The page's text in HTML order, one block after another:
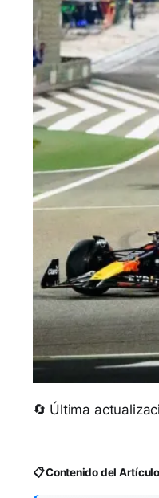
🔄 Última
📋 Contenido del Artículo